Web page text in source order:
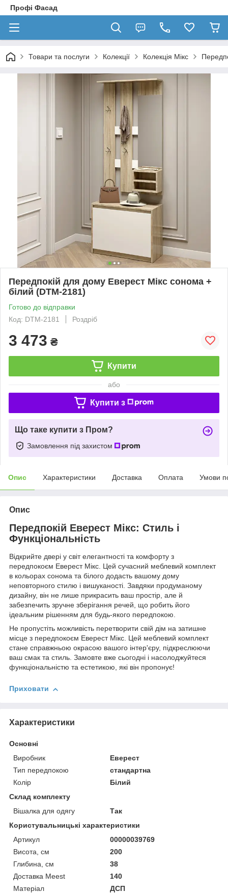
Профі Фасад
Товари та послуги Колекції Колекція Мікс
Передпокій для дому Еверест Мікс сонома +
білий (DTM-2181)
Готово до відправки
Код: DTM-2181
Роздріб
3 473 ₴
Купити
або
Купити з
Що таке купити з Пром?
Замовлення під захистом
Опис Характеристики Доставка Оплата Умови
Опис
Передпокій Еверест Мікс: Стиль і
Функціональність
Відкрийте двері у світ елегантності та комфорту з
передпокоєм Еверест Мікс. Цей сучасний меблевий комплект
в кольорах сонома та білого додасть вашому дому
неповторного стилю і вишуканості. Завдяки продуманому
дизайну, він не лише прикрасить ваш простір, але й
забезпечить зручне зберігання речей, що робить його
ідеальним рішенням для будь-якого передпокою.
Не пропустіть можливість перетворити свій дім на затишне
місце з передпокоєм Еверест Мікс. Цей меблевий комплект
стане справжньою окрасою вашого інтер'єру, підкреслюючи
ваш смак та стиль. Замовте вже сьогодні і насолоджуйтеся
функціональністю та естетикою, які він пропонує!
Приховати
Характеристики
Основні
Виробник
Еверест
Тип передпокою
стандартна
Колір
Білий
Склад комплекту
Вішалка для одягу
Так
Користувальницькі характеристики
Артикул
00000039769
Висота, см
200
Глибина, см
38
Доставка Meest
140
Матеріал
ДСП